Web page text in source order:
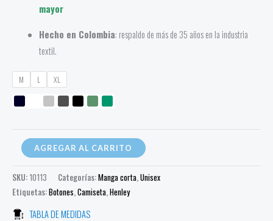
mayor
Hecho en Colombia: respaldo de más de 35 años en la industria
textil.
M L XL
AGREGAR AL CARRITO
SKU: 10113 Categorías:Manga corta,Unisex
Etiquetas:Botones,Camiseta,Henley
TABLA DE MEDIDAS